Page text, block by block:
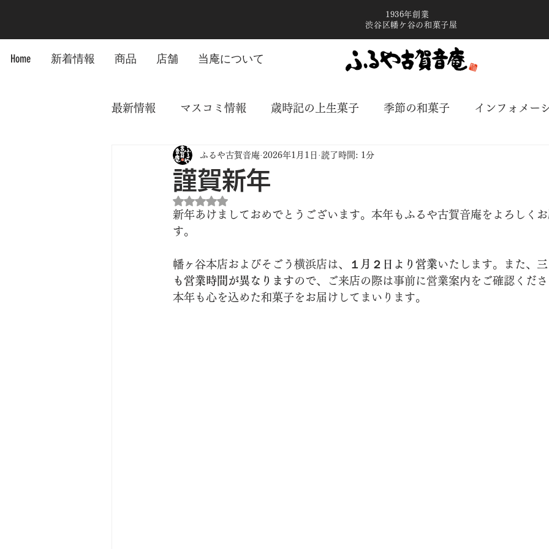
Home 新着情報 商品 店舗 当庵について
1936年創業
渋谷区幡ケ谷の和菓子屋
最新情報 マスコミ情報 歳時記の上生菓子 季節の和菓子 インフォメー
謹賀新年
ふるや古賀音庵 2026年1月1日 読了時間: 1分
5つ星のうちNaNと評価されています。
新年あけましておめでとうございます。本年もふるや古賀音庵をよろしく
す。
幡ヶ谷本店およびそごう横浜店は、 １月２日より営業いたします。また、
も営業時間が異なりますので、ご来店の際は事前に営業案内をご確認くだ
本年も心を込めた和菓子をお届けしてまいります。